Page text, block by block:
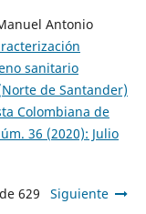
Antonio
sanitario
de Santander)
Colombiana de
36 (2020): Julio
629 Siguiente